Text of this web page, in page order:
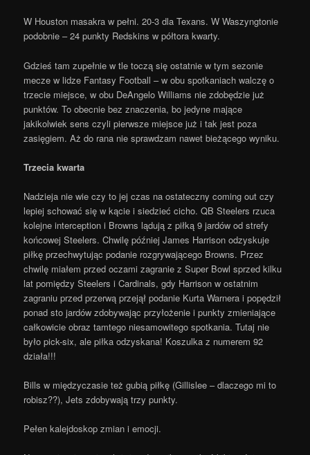
W Houston masakra w pełni. 20-3 dla Texans. W Waszyngtonie
podobnie – 24 punkty Redskins w półtora kwarty.
Gdzieś tam zupełnie w tle toczą się ostatnie w tym sezonie
mecze w lidze Fantasy Football – w obu spotkaniach walczę o
trzecie miejsce, w obu DeAngelo Williams nie zdobędzie już
punktów. To obecnie bez znaczenia, bo jedyne mające
jakikolwiek sens czyli pierwsze miejsce już i tak jest poza
zasięgiem. Aż do rana nie sprawdzam nawet bieżącego wyniku.
Trzecia kwarta
Nadzieja nie wie czy to jej czas na ostateczny coming out czy
lepiej schować się w kącie i siedzieć cicho. QB Steelers rzuca
kolejne interception i Browns lądują z piłką 9 jardów od strefy
końcowej Steelers. Chwilę później James Harrison odzyskuje
piłkę przechwytując podanie rozgrywającego Browns. Przez
chwilę miałem przed oczami zagranie z Super Bowl sprzed kilku
lat pomiędzy Steelers i Cardinals, gdy Harrison w ostatnim
zagraniu przed przerwą przejął podanie Kurta Warnera i popędził
ponad sto jardów zdobywając przyłożenie i punkty zmieniające
całkowicie obraz tamtego niesamowitego spotkania. Tutaj nie
było pick-six, ale piłka odzyskana! Koszulka z numerem 92
działa!!!
Bills w międzyczasie też gubią piłkę (Gillislee – dlaczego mi to
robisz??), Jets zdobywają trzy punkty.
Pełen kalejdoskop zmian i emocji.